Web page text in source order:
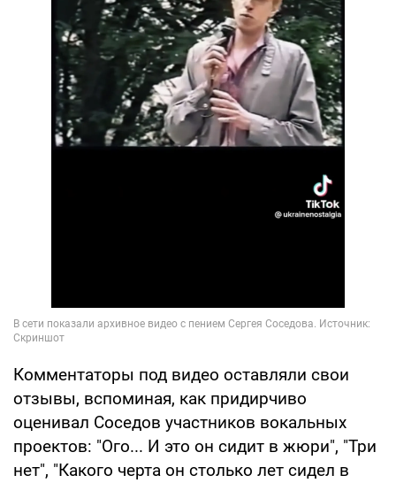
Комментаторы под видео оставляли свои
отзывы, вспоминая, как придирчиво
оценивал Соседов участников вокальных
проектов: "Ого... И это он сидит в жюри", "Три
нет", "Какого черта он столько лет сидел в